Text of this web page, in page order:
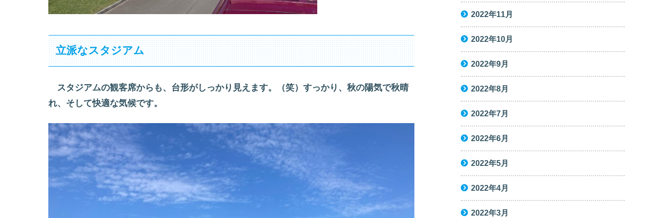
立派なスタジアム
スタジアムの観客席からも、台形がしっかり見えます。（笑）すっかり、秋の陽気で秋晴
れ、そして快適な気候です。
2022年11月
2022年10月
2022年9月
2022年8月
2022年7月
2022年6月
2022年5月
2022年4月
2022年3月